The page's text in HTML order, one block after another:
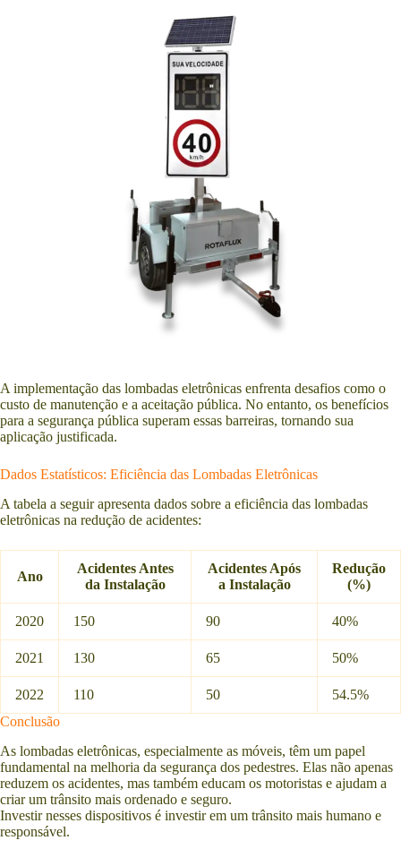
A implementação das lombadas eletrônicas enfrenta desafios como o
custo de manutenção e a aceitação pública. No entanto, os benefícios
para a segurança pública superam essas barreiras, tornando sua
aplicação justificada.
Dados Estatísticos: Eficiência das Lombadas Eletrônicas
A tabela a seguir apresenta dados sobre a eficiência das lombadas
eletrônicas na redução de acidentes:
Ano
Acidentes Antes
da Instalação
Acidentes Após
a Instalação
Redução
(%)
2020 150 90 40%
2021 130 65 50%
2022 110 50
54.5%
Conclusão
As lombadas eletrônicas, especialmente as móveis, têm um papel
fundamental na melhoria da segurança dos pedestres. Elas não apenas
reduzem os acidentes, mas também educam os motoristas e ajudam a
criar um trânsito mais ordenado e seguro.
Investir nesses dispositivos é investir em um trânsito mais humano e
responsável.